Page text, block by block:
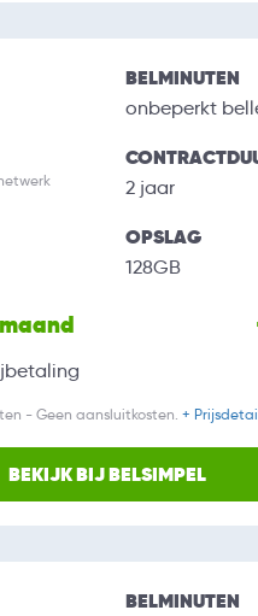
BELMINUTEN
onbeperkt
2 jaar
OPSLAG
128GB
- Geen aansluitkosten. +
BEKIJK BIJ BELSIMPEL
BELMINUTEN